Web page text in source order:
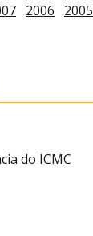
2006 2005
do ICMC